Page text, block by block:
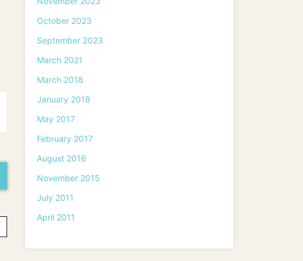
October 2023
September 2023
March 2021
March 2018
January 2018
May 2017
February 2017
August 2016
November 2015
July 2011
April 2011